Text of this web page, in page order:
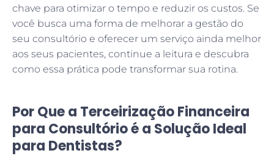
chave para otimizar o tempo e reduzir os custos. Se
você busca uma forma de melhorar a gestão do
seu consultório e oferecer um serviço ainda melhor
aos seus pacientes, continue a leitura e descubra
como essa prática pode transformar sua rotina.
Por Que a Terceirização Financeira
para Consultório é a Solução Ideal
para Dentistas?